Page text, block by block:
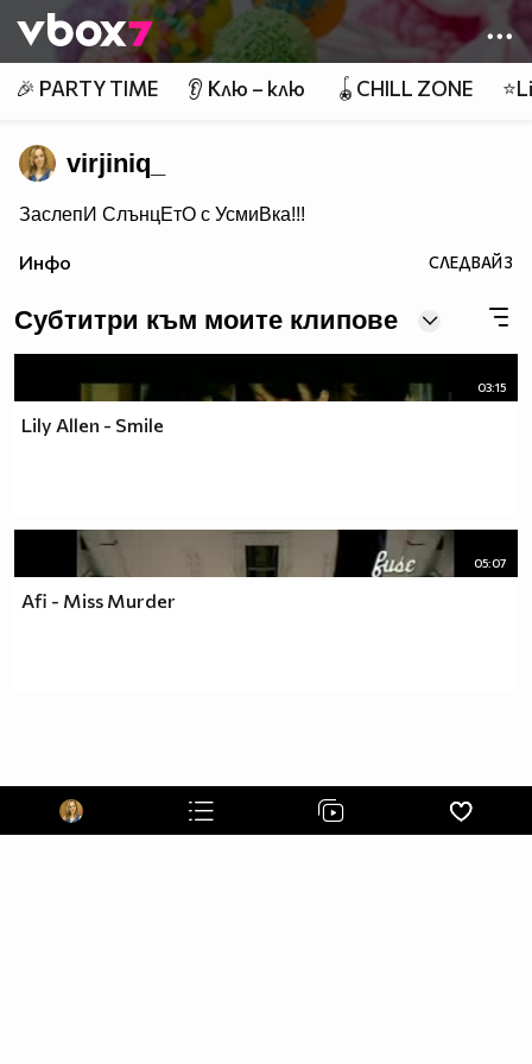
👾
🎉 PARTY TIME 👂 Клю – клю 🪀CHILL ZONE
virjiniq_
ЗаслепИ СлънцЕтО с УсмиВка!!!
Инфо СЛЕДВАЙ3
Субтитри към моите клипове
03:15
Lily Allen - Smile
05:07
Afi - Miss Murder